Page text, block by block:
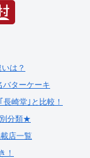
は？
バターケーキ
崎堂｣と比較！
分類★
店一覧
！